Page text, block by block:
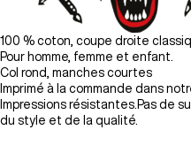
100 % coton, coupe droite
Pour homme, femme et enfant.
Col rond, manches courtes
Imprimé à la commande dans
Impressions résistantes.Pas de
du style et de la qualité.